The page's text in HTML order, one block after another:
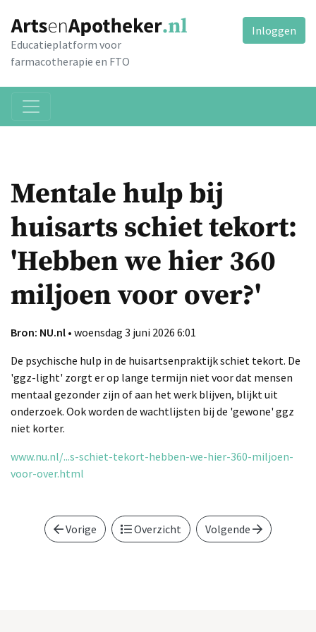
Educatieplatform voor
farmacotherapie en FTO
Inloggen
Mentale hulp bij
huisarts schiet tekort:
'Hebben we hier 360
miljoen voor over?'
Bron: NU.nl • woensdag 3 juni 2026 6:01
De psychische hulp in de huisartsenpraktijk schiet tekort. De
'ggz-light' zorgt er op lange termijn niet voor dat mensen
mentaal gezonder zijn of aan het werk blijven, blijkt uit
onderzoek. Ook worden de wachtlijsten bij de 'gewone' ggz
niet korter.
www.nu.nl/...s-schiet-tekort-hebben-we-hier-360-miljoen-
voor-over.html
Vorige Overzicht Volgende